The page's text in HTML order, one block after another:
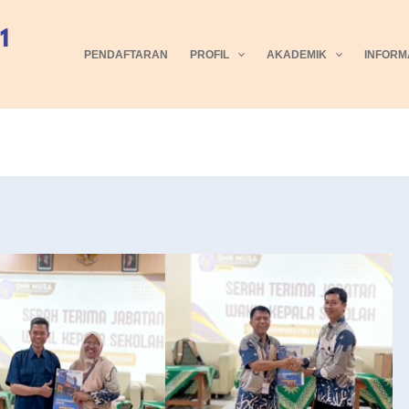
PENDAFTARAN PROFIL AKADEMIK